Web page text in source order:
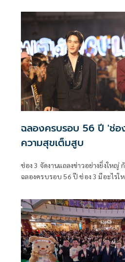
ด้วยกัน ล่าสุดถึงคิวของพี่สาวคนสวย
ร่วมสร้างสีสันในผลงานคัพเวอร์เพล
Lover" ของตัวแม่ "มาช่า วัฒนพานิ
ก็ได้รับกระแสตอบรับจากแฟนๆ เป็น
ฉลองครบรอบ 56 ปี 'ช่อง 3' เตรียมมอบ
ความสุขเต็มสูบ
ช่อง 3 จัดงานแถลงข่าวอย่างยิ่งใหญ่
ฉลองครบรอบ 56 ปี ช่อง 3 มีอะไรใ
นักแสดงชื่อดัง มาร่วมอัปเดตผลงาน
หลายแนว พร้อมกิจกรรมสุดเอ็กซ์คลู
อีกเพียบ รับรองว่าจัดเต็มครบอรรถ
อินเตอร์แฟนทุกคนแน่นอน